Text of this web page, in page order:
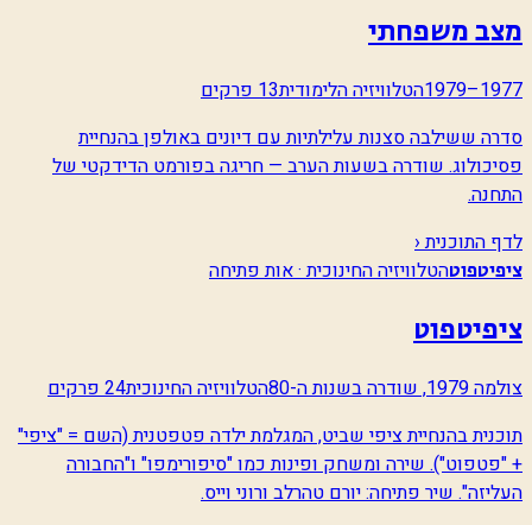
מצב משפחתי
1977–1979 הטלוויזיה הלימודית13 פרקים
סדרה ששילבה סצנות עלילתיות עם דיונים באולפן בהנחיית
פסיכולוג. שודרה בשעות הערב — חריגה בפורמט הדידקטי של
התחנה.
לדף התוכנית ‹
ציפיטפוטהטלוויזיה החינוכית · אות פתיחה
ציפיטפוט
צולמה 1979, שודרה בשנות ה-80 הטלוויזיה החינוכית24 פרקים
תוכנית בהנחיית ציפי שביט, המגלמת ילדה פטפטנית (השם = "ציפי"
+ "פטפוט"). שירה ומשחק ופינות כמו "סיפורימפו" ו"החבורה
העליזה". שיר פתיחה: יורם טהרלב ורוני וייס.